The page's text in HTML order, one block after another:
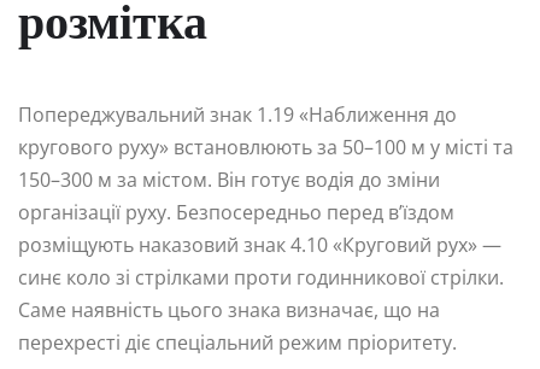
розмітка
Попереджувальний знак 1.19 «Наближення до
кругового руху» встановлюють за 50–100 м у місті та
150–300 м за містом. Він готує водія до зміни
організації руху. Безпосередньо перед в’їздом
розміщують наказовий знак 4.10 «Круговий рух» —
синє коло зі стрілками проти годинникової стрілки.
Саме наявність цього знака визначає, що на
перехресті діє спеціальний режим пріоритету.